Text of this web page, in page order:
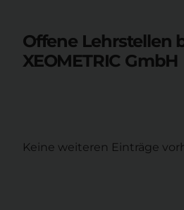
Offene Lehrstellen
XEOMETRIC GmbH
Keine weiteren Einträge